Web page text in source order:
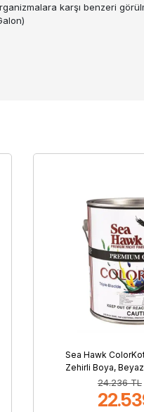
karşı benzeri
Sea Hawk
Zehirli Boya,
24.236 TL